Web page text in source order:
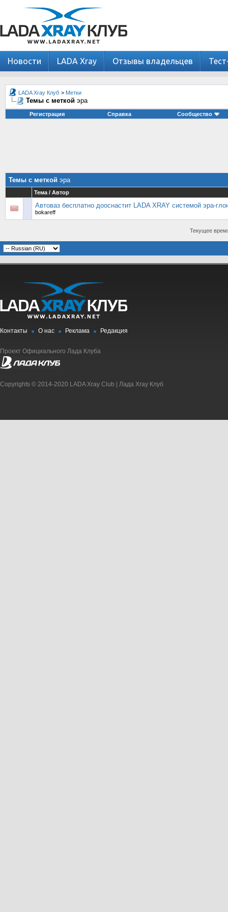
Новости LADA Xray Отзывы владельцев
LADA Xray Клуб > Метки
Темы с меткой эра
Регистрация Справка Сообщество
Темы с меткой эра
Тема / Автор
Автоваз бесплатно дооснастит LADA XRAY системой эра-
bokareff
Текущее
Контакты О нас Реклама Редакция
Проект Официального Лада Клуба
Copyrights © 2014-2020 LADA Xray Club | Лада Xray Клуб